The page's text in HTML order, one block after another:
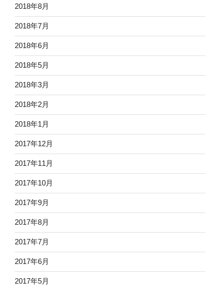
2018年8月
2018年7月
2018年6月
2018年5月
2018年3月
2018年2月
2018年1月
2017年12月
2017年11月
2017年10月
2017年9月
2017年8月
2017年7月
2017年6月
2017年5月